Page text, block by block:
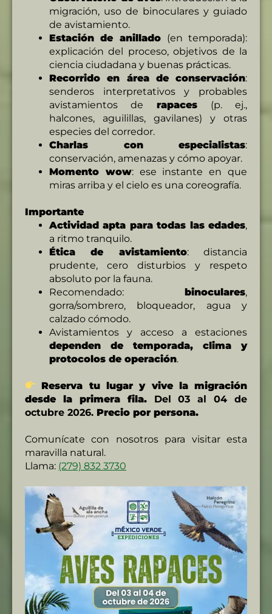
migración, uso de binoculares y guiado
de avistamiento.
Estación de anillado (en temporada):
explicación del proceso, objetivos de la
ciencia ciudadana y buenas prácticas.
Recorrido en área de conservación:
senderos interpretativos y probables
avistamientos de rapaces (p. ej.,
halcones, aguilillas, gavilanes) y otras
especies del corredor.
Charlas con especialistas:
conservación, amenazas y cómo apoyar.
Momento wow: ese instante en que
miras arriba y el cielo es una coreografía.
Importante
Actividad apta para todas las edades,
a ritmo tranquilo.
Ética de avistamiento: distancia
prudente, cero disturbios y respeto
absoluto por la fauna.
Recomendado: binoculares,
gorra/sombrero, bloqueador, agua y
calzado cómodo.
Avistamientos y acceso a estaciones
dependen de temporada, clima y
protocolos de operación.
Reserva tu lugar y vive la migración
desde la primera fila. Del 03 al 04 de
octubre 2026. Precio por persona.
Comunícate con nosotros para visitar esta
maravilla natural.
Llama: (279) 832 3730